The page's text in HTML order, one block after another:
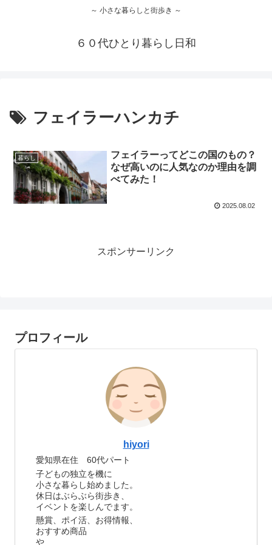
～ 小さな暮らしと街歩き ～
６０代ひとり暮らし日和
フェイラーハンカチ
暮らし
フェイラーってどこの国のもの？
なぜ高いのに人気なのか理由を調
べてみた！
2025.08.02
スポンサーリンク
プロフィール
hiyori
愛知県在住 60代パート
子どもの独立を機に
小さな暮らし始めました。
休日はぶらぶら街歩き、
イベントを楽しんでます。
懸賞、ポイ活、お得情報、
おすすめ商品
や